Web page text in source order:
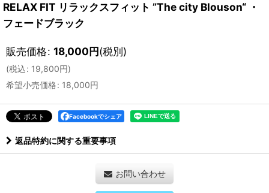
RELAX FIT リラックスフィット ”The city Blouson“ ・
フェードブラック
販売価格: 18,000円(税別)
(税込: 19,800円)
希望小売価格: 18,000円
Facebookでシェア
返品特約に関する重要事項
お問い合わせ